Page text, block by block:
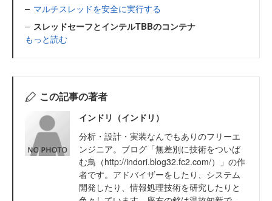
マルチスレッドを安全に実行する
スレッドセーフとインテルTBBのコンテナ
もっと読む
この記事の著者
インドリ（インドリ）
分析・設計・実装なんでもありのフリーエ
ンジニア。ブログ「無差別に技術をついば
む鳥（http://indori.blog32.fc2.com/）」の作
者です。アドバイザーをしたり、システム
開発したり、情報処理技術を研究したりと